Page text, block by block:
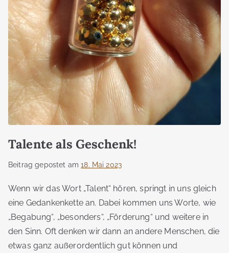
Talente als Geschenk!
Beitrag gepostet am18. Mai 2023
Wenn wir das Wort „Talent“ hören, springt in uns gleich
eine Gedankenkette an. Dabei kommen uns Worte, wie
„Begabung“, „besonders“, „Förderung“ und weitere in
den Sinn. Oft denken wir dann an andere Menschen, die
etwas ganz außerordentlich gut können und